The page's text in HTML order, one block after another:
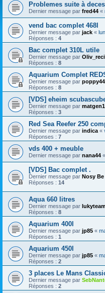
Problemes suite à
Dernier message par fred44 «
vend bac complet 468l
Dernier message par jack «
Réponses : 4
Bac complet 310L utile
Dernier message par
Réponses : 8
Aquarium Complet
Dernier message par
Réponses : 8
[VDS] eheim
Dernier message par matgen1
Réponses : 3
Red Sea Reefer 250
Dernier message par indica «
Réponses : 7
vds 400 + meuble
Dernier message par nana44 «
[VDS] Bac complet .
Dernier message par Nosy Be
Réponses : 14
Aqua 660 litres
Dernier message par lukyteam
Réponses : 8
Aquarium 400l
Dernier message par jp85 «
Réponses : 1
Aquarium 450l
Dernier message par jp85 «
Réponses : 2
3 places Le Mans
Dernier message par
Réponses : 2